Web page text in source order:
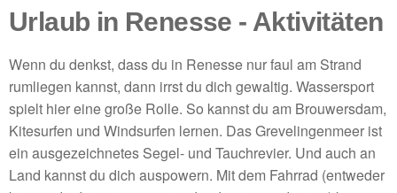
Urlaub in Renesse - Aktivitäten
Wenn du denkst, dass du in Renesse nur faul am Strand
rumliegen kannst, dann irrst du dich gewaltig. Wassersport
spielt hier eine große Rolle. So kannst du am Brouwersdam,
Kitesurfen und Windsurfen lernen. Das Grevelingenmeer ist
ein ausgezeichnetes Segel- und Tauchrevier. Und auch an
Land kannst du dich auspowern. Mit dem Fahrrad (entweder